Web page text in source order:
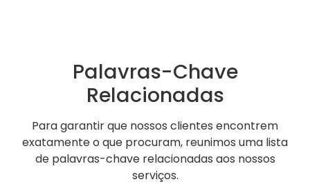
Palavras-Chave
Relacionadas
Para garantir que nossos clientes encontrem
exatamente o que procuram, reunimos uma lista
de palavras-chave relacionadas aos nossos
serviços.